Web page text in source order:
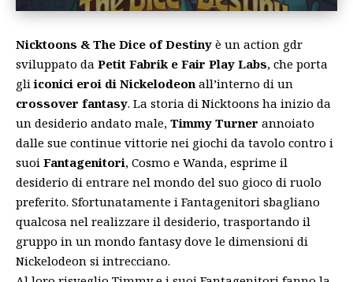
Nicktoons & The Dice of Destiny è un action gdr
sviluppato da Petit Fabrik e Fair Play Labs, che porta
gliiconici eroi di Nickelodeon all’interno di un
crossover fantasy. La storia di Nicktoons ha inizio da
un desiderio andato male, Timmy Turner annoiato
dalle sue continue vittorie nei giochi da tavolo contro i
suoi Fantagenitori, Cosmo e Wanda, esprime il
desiderio di entrare nel mondo del suo gioco di ruolo
preferito. Sfortunatamente i Fantagenitori sbagliano
qualcosa nel realizzare il desiderio, trasportando il
gruppo in un mondo fantasy dove le dimensioni di
Nickelodeon si intrecciano.